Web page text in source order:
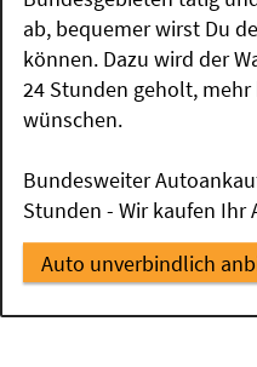
ab, bequemer wirst Du
können. Dazu wird der
24 Stunden geholt,
wünschen.
Bundesweiter
Stunden - Wir kaufen Ihr
Auto unverbindlich